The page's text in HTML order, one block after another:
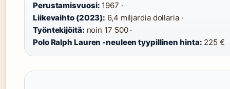
Perustamisvuosi: 1967 ·
Liikevaihto (2023): 6,4 miljardia dollaria ·
Työntekijöitä: noin 17 500 ·
Polo Ralph Lauren -neuleen tyypillinen hinta: 225 €